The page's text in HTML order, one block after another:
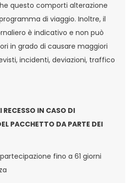
questo comporti alterazione
di viaggio. Inoltre, il
è indicativo e non può
in grado di causare maggiori
incidenti, deviazioni, traffico
IN CASO DI
PACCHETTO DA PARTE DEI
fino a 61 giorni